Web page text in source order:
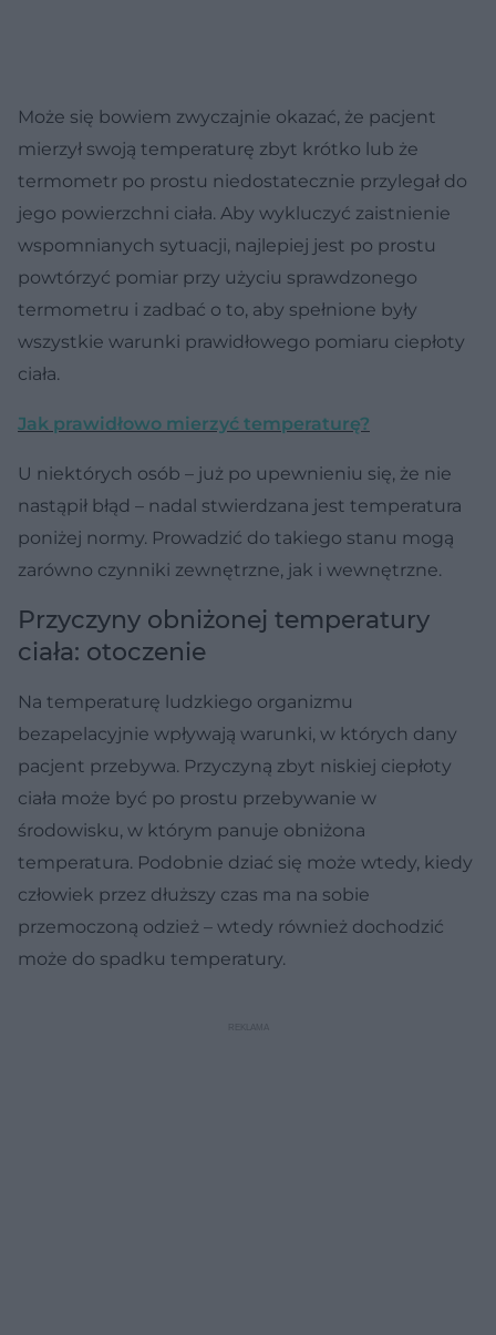
Może się bowiem zwyczajnie okazać, że pacjent
mierzył swoją temperaturę zbyt krótko lub że
termometr po prostu niedostatecznie przylegał do
jego powierzchni ciała. Aby wykluczyć zaistnienie
wspomnianych sytuacji, najlepiej jest po prostu
powtórzyć pomiar przy użyciu sprawdzonego
termometru i zadbać o to, aby spełnione były
wszystkie warunki prawidłowego pomiaru ciepłoty
ciała.
Jak prawidłowo mierzyć temperaturę?
U niektórych osób – już po upewnieniu się, że nie
nastąpił błąd – nadal stwierdzana jest temperatura
poniżej normy. Prowadzić do takiego stanu mogą
zarówno czynniki zewnętrzne, jak i wewnętrzne.
Przyczyny obniżonej temperatury
ciała: otoczenie
Na temperaturę ludzkiego organizmu
bezapelacyjnie wpływają warunki, w których dany
pacjent przebywa. Przyczyną zbyt niskiej ciepłoty
ciała może być po prostu przebywanie w
środowisku, w którym panuje obniżona
temperatura. Podobnie dziać się może wtedy, kiedy
człowiek przez dłuższy czas ma na sobie
przemoczoną odzież – wtedy również dochodzić
może do spadku temperatury.